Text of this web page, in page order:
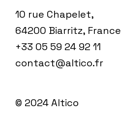
10 rue Chapelet,
64200 Biarritz, France
+33 05 59 24 92 11
contact@altico.fr
© 2024Altico